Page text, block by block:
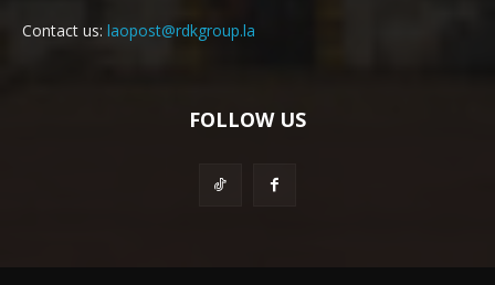
Contact us: laopost@rdkgroup.la
FOLLOW US